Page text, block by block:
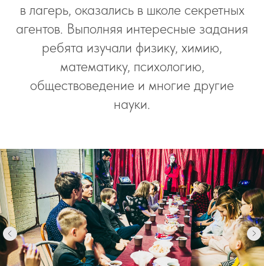
в лагерь, оказались в школе секретных
агентов. Выполняя интересные задания
ребята изучали физику, химию,
математику, психологию,
обществоведение и многие другие
науки.